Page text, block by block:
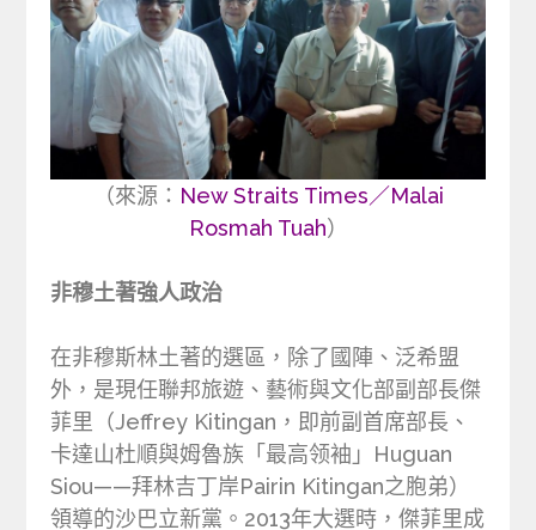
（來源： New Straits Times／Malai
Rosmah Tuah）
非穆土著強人政治
在非穆斯林土著的選區，除了國陣、泛希盟
外，是現任聯邦旅遊、藝術與文化部副部長傑
菲里（Jeffrey Kitingan，即前副首席部長、
卡達山杜順與姆魯族「最高领袖」Huguan
Siou——拜林吉丁岸Pairin Kitingan之胞弟）
領導的沙巴立新黨。2013年大選時，傑菲里成